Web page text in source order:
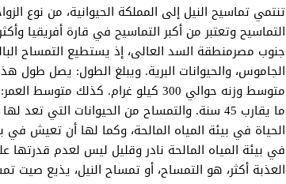
تنتمي تماسيح النيل إلى المملكة الحيوانية، من نوع
التماسيح وتعتبر من أكبر التماسيح في قارة أفريقيا
جنوب مصرمنطقة السد العالى، إذ يستطيع التمساح
متوسط وزنه حوالي 300 كيلو غرام.
ما يقارب 45 سنة. والتمساح من الحيوانات التي
الحياة في بيئة المياه المالحة، وكما لها أن تعيش في
في بيئة المياه المالحة نادر وقليل ليس لعدم قدرتها
العذبة أكثر، هو التمساح، أو تمساح النيل، يذيع